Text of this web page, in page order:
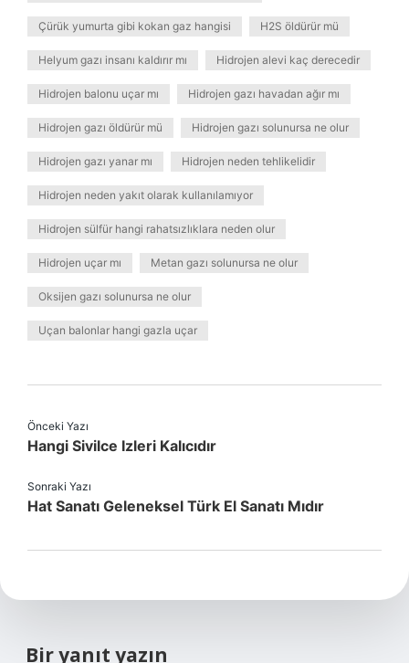
Çürük yumurta gibi kokan gaz hangisi H2S öldürür mü
Helyum gazı insanı kaldırır mı Hidrojen alevi kaç derecedir
Hidrojen balonu uçar mı Hidrojen gazı havadan ağır mı
Hidrojen gazı öldürür mü Hidrojen gazı solunursa ne olur
Hidrojen gazı yanar mı Hidrojen neden tehlikelidir
Hidrojen neden yakıt olarak kullanılamıyor
Hidrojen sülfür hangi rahatsızlıklara neden olur
Hidrojen uçar mı Metan gazı solunursa ne olur
Oksijen gazı solunursa ne olur
Uçan balonlar hangi gazla uçar
Önceki Yazı
Hangi Sivilce Izleri Kalıcıdır
Sonraki Yazı
Hat Sanatı Geleneksel Türk El Sanatı Mıdır
Bir yanıt yazın